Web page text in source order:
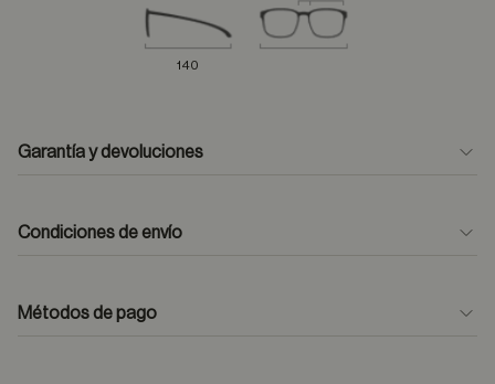
140
Garantía y devoluciones
Condiciones de envío
Métodos de pago